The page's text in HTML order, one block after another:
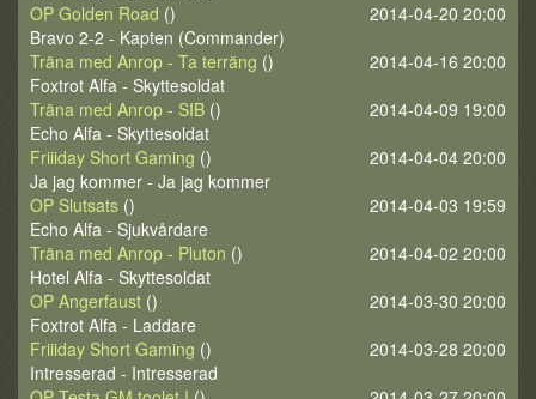
2014-04-20 20:00
OP Golden Road ()
Bravo 2-2 - Kapten (Commander)
2014-04-16 20:00
Träna med Anrop - Ta terräng ()
Foxtrot Alfa - Skyttesoldat
2014-04-09 19:00
Träna med Anrop - SIB ()
Echo Alfa - Skyttesoldat
2014-04-04 20:00
Friiiday Short Gaming ()
Ja jag kommer - Ja jag kommer
2014-04-03 19:59
OP Slutsats ()
Echo Alfa - Sjukvårdare
2014-04-02 20:00
Träna med Anrop - Pluton ()
Hotel Alfa - Skyttesoldat
2014-03-30 20:00
OP Angerfaust ()
Foxtrot Alfa - Laddare
2014-03-28 20:00
Friiiday Short Gaming ()
Intresserad - Intresserad